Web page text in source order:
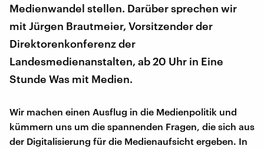
Medienwandel stellen. Darüber sprechen wir
mit Jürgen Brautmeier, Vorsitzender der
Direktorenkonferenz der
Landesmedienanstalten, ab 20 Uhr in Eine
Stunde Was mit Medien.
Wir machen einen Ausflug in die Medienpolitik und
kümmern uns um die spannenden Fragen, die sich aus
der Digitalisierung für die Medienaufsicht ergeben. In